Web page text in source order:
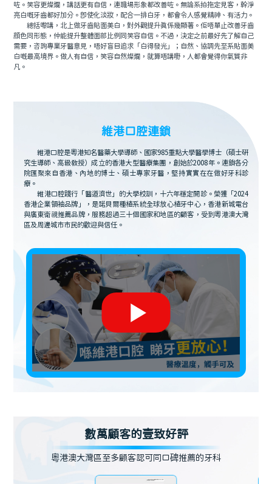
咗。笑容更燦爛，講話更有自信，連職場形象都改善咗。無論系拍拖定見客，幹淨
亮白嘅牙齒都好加分。即使化淡妝，配合一排白牙，都會令人感覺精神、有活力。
總括嚟講，北上做牙齒貼面美白，對外觀提升真係幾顯著。佢唔單止改善牙齒
顔色同形態，仲能提升整體面部比例同笑容自信。不過，決定之前最好先了解自己
需要，咨詢專業牙醫意見，唔好盲目追求「白得發光」；自然、協調先至系貼面美
白嘅最高境界。做人有自信，笑容自然燦爛，就算唔講嘢，人都會覺得你氣質非
凡。
維港口腔連鎖
維港口腔是粵港知名醫藥大學導師、國家985重點大學醫學博士（碩士研
究生導師、高級教授）成立的香港大型醫療集團，創始於2008年。連鎖各分
院匯聚來自香港、內地的博士、碩士專家牙醫，堅持實實在在做好牙科診
療。
維港口腔踐行「醫道濟世」的大學校訓，十六年穩定開診。榮獲「2024
香港企業領袖品牌」，是諾貝爾種植系統全球放心植牙中心，香港新城電台
與廣東衛視推薦品牌，服務超過三十個國家和地區的顧客，受到粵港澳大灣
區及周邊城市市民的歡迎與信任。
數萬顧客的壹致好評
粵港澳大灣區至多顧客認可同口碑推薦的牙科